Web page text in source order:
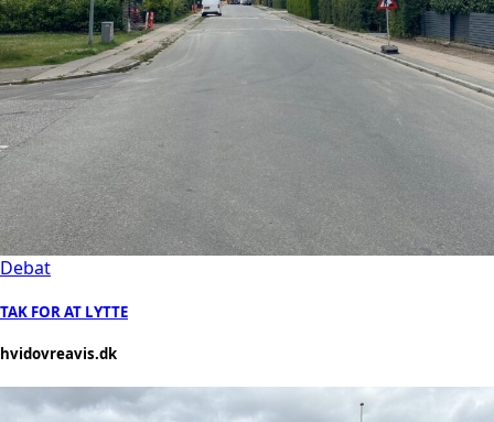
Debat
TAK FOR AT LYTTE
hvidovreavis.dk